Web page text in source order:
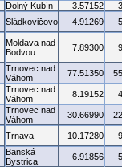
Dolný Kubín 3.57152
Sládkovičovo 4.91269
Moldava nad
Bodvou
7.89300
Trnovec nad
Váhom
77.51350
Trnovec nad
Váhom
8.19152
Trnovec nad
Váhom
30.66990
Trnava 10.17280
Banská
Bystrica
6.91856